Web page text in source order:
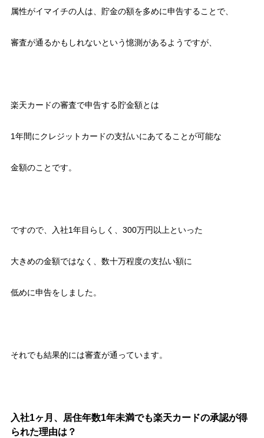
属性がイマイチの人は、貯金の額を多めに申告することで、
審査が通るかもしれないという憶測があるようですが、
楽天カードの審査で申告する貯金額とは
1年間にクレジットカードの支払いにあてることが可能な
金額のことです。
ですので、入社1年目らしく、300万円以上といった
大きめの金額ではなく、数十万程度の支払い額に
低めに申告をしました。
それでも結果的には審査が通っています。
入社1ヶ月、居住年数1年未満でも楽天カードの承認が得
られた理由は？